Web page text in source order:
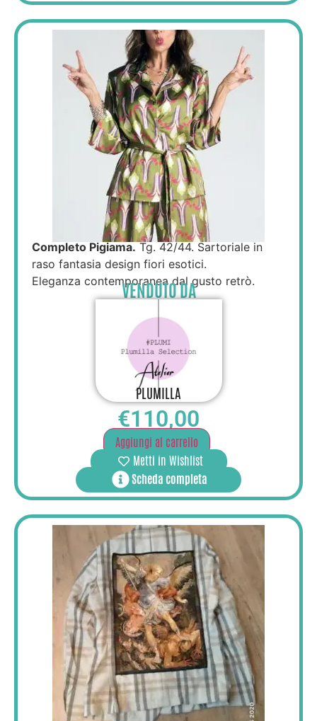
Completo Pigiama. Tg. 42/44. Sartoriale in
raso fantasia design fiori esotici.
Eleganza contemporanea dal gusto retrò.
VENDUTO DA
PLUMILLA
€110,00
Aggiungi al carrello
Metti in Wishlist
Scheda completa